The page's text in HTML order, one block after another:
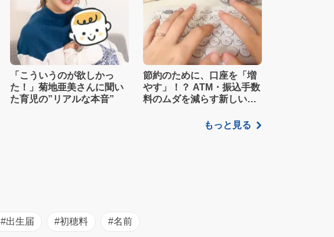
「こういうのが欲しかっ
た！」菊地亜美さんに聞い
た育児の”リアルな本音”
節約のために、口座を「増
やす」！？ ATM・振込手数
料のムダを減らす新しい家
もっと見る
#出生届 #初穂料 #名前